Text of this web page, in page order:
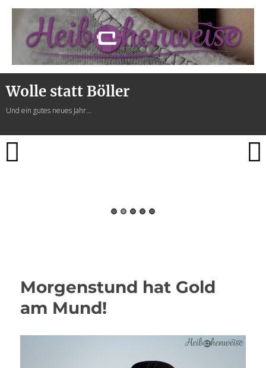
Heibchenweise
Wolle statt Böller
Und ein gutes neues Jahr…
Morgenstund hat Gold
am Mund!